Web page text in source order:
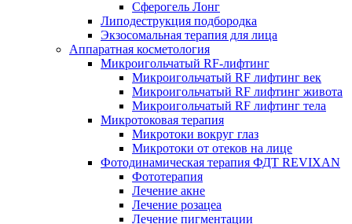
Сферогель Лонг
Липодеструкция подбородка
Экзосомальная терапия для лица
Аппаратная косметология
Микроигольчатый RF-лифтинг
Микроигольчатый RF лифтинг век
Микроигольчатый RF лифтинг живота
Микроигольчатый RF лифтинг тела
Микротоковая терапия
Микротоки вокруг глаз
Микротоки от отеков на лице
Фотодинамическая терапия ФДТ REVIXAN
Фототерапия
Лечение акне
Лечение розацеа
Лечение пигментации